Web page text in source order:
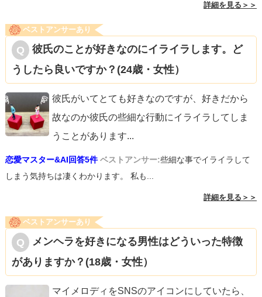
詳細を見る＞＞
ベストアンサーあり
彼氏のことが好きなのにイライラします。ど
うしたら良いですか？(24歳・女性）
彼氏がいてとても好きなのですが、好きだから
故なのか彼氏の些細な行動にイライラしてしま
うことがあります...
恋愛マスター&AI回答5件 ベストアンサー:些細な事でイライラして
しまう気持ちは凄くわかります。 私も...
詳細を見る＞＞
ベストアンサーあり
メンヘラを好きになる男性はどういった特徴
がありますか？(18歳・女性）
マイメロディをSNSのアイコンにしていたら、